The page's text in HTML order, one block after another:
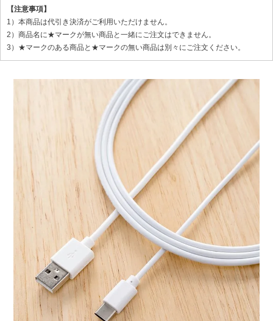
ビューティー
ライト・シーリングファン
アクセサリー・消耗品
アウトレット
【注意事項】
1）本商品は代引き決済がご利用いただけません。
2）商品名に★マークが無い商品と一緒にご注文はできません。
3）★マークのある商品と★マークの無い商品は別々にご注文ください。